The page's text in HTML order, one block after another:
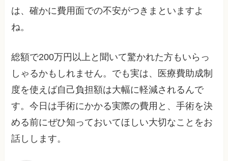
は、確かに費用面での不安がつきまといますよ
ね。
総額で200万円以上と聞いて驚かれた方もいらっ
しゃるかもしれません。でも実は、医療費助成制
度を使えば自己負担額は大幅に軽減されるんで
す。今日は手術にかかる実際の費用と、手術を決
める前にぜひ知っておいてほしい大切なことをお
話しします。